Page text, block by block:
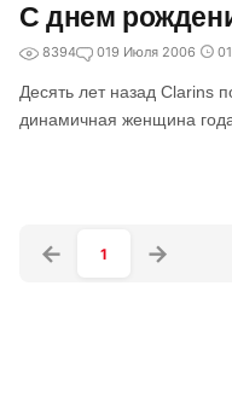
С днем
8394 019 Июля 2006
Десять лет назад Clarins
динамичная женщина
1